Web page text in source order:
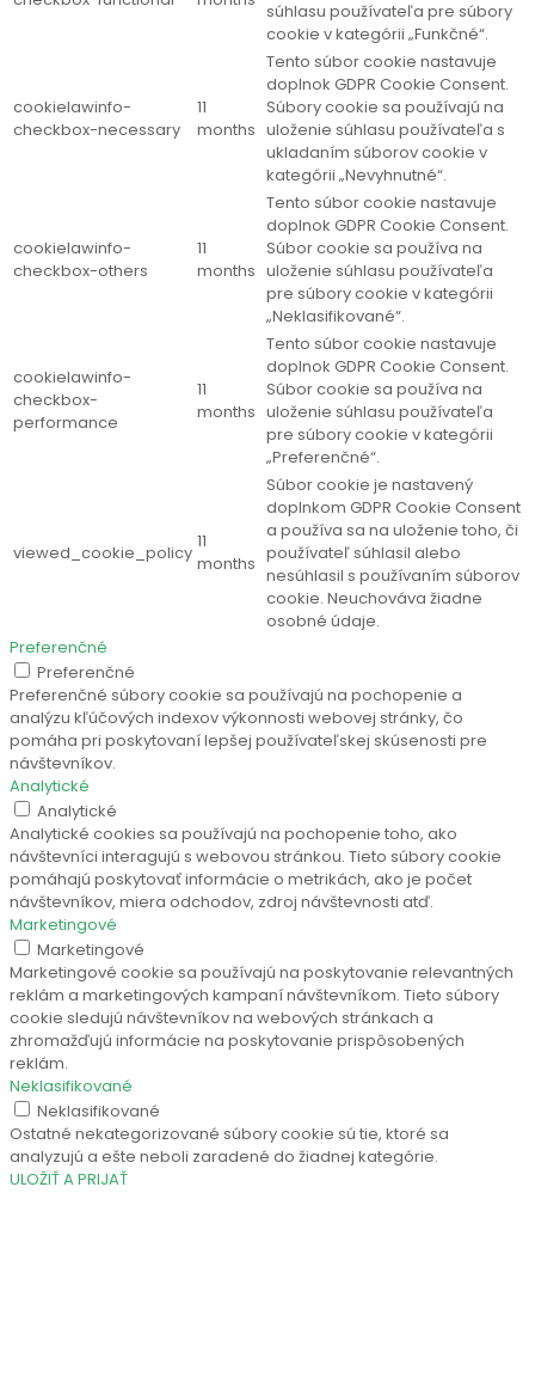
súhlasu používateľa pre súbory
cookie v kategórii „Funkčné“.
cookielawinfo-
checkbox-necessary
11
months
Tento súbor cookie nastavuje
doplnok GDPR Cookie Consent.
Súbory cookie sa používajú na
uloženie súhlasu používateľa s
ukladaním súborov cookie v
kategórii „Nevyhnutné“.
cookielawinfo-
checkbox-others
11
months
Tento súbor cookie nastavuje
doplnok GDPR Cookie Consent.
Súbor cookie sa používa na
uloženie súhlasu používateľa
pre súbory cookie v kategórii
„Neklasifikované“.
cookielawinfo-
checkbox-
performance
11
months
Tento súbor cookie nastavuje
doplnok GDPR Cookie Consent.
Súbor cookie sa používa na
uloženie súhlasu používateľa
pre súbory cookie v kategórii
„Preferenčné“.
viewed_cookie_policy
11
months
Súbor cookie je nastavený
doplnkom GDPR Cookie Consent
a používa sa na uloženie toho, či
používateľ súhlasil alebo
nesúhlasil s používaním súborov
cookie. Neuchováva žiadne
osobné údaje.
Preferenčné
Preferenčné
Preferenčné súbory cookie sa používajú na pochopenie a
analýzu kľúčových indexov výkonnosti webovej stránky, čo
pomáha pri poskytovaní lepšej používateľskej skúsenosti pre
návštevníkov.
Analytické
Analytické
Analytické cookies sa používajú na pochopenie toho, ako
návštevníci interagujú s webovou stránkou. Tieto súbory cookie
pomáhajú poskytovať informácie o metrikách, ako je počet
návštevníkov, miera odchodov, zdroj návštevnosti atď.
Marketingové
Marketingové
Marketingové cookie sa používajú na poskytovanie relevantných
reklám a marketingových kampaní návštevníkom. Tieto súbory
cookie sledujú návštevníkov na webových stránkach a
zhromažďujú informácie na poskytovanie prispôsobených
reklám.
Neklasifikované
Neklasifikované
Ostatné nekategorizované súbory cookie sú tie, ktoré sa
analyzujú a ešte neboli zaradené do žiadnej kategórie.
ULOŽIŤ A PRIJAŤ